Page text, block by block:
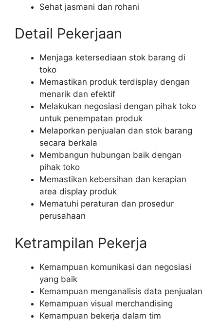
Sehat jasmani dan rohani
Detail Pekerjaan
Menjaga ketersediaan stok barang di
toko
Memastikan produk terdisplay dengan
menarik dan efektif
Melakukan negosiasi dengan pihak toko
untuk penempatan produk
Melaporkan penjualan dan stok barang
secara berkala
Membangun hubungan baik dengan
pihak toko
Memastikan kebersihan dan kerapian
area display produk
Mematuhi peraturan dan prosedur
perusahaan
Ketrampilan Pekerja
Kemampuan komunikasi dan negosiasi
yang baik
Kemampuan menganalisis data penjualan
Kemampuan visual merchandising
Kemampuan bekerja dalam tim